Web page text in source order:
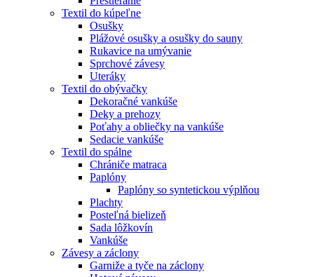
Textil do kúpeľne
Osušky
Plážové osušky a osušky do sauny
Rukavice na umývanie
Sprchové závesy
Uteráky
Textil do obývačky
Dekoračné vankúše
Deky a prehozy
Poťahy a obliečky na vankúše
Sedacie vankúše
Textil do spálne
Chrániče matraca
Paplóny
Paplóny so syntetickou výplňou
Plachty
Posteľná bielizeň
Sada lôžkovín
Vankúše
Závesy a záclony
Garniže a tyče na záclony